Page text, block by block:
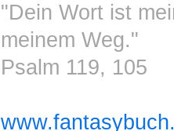
"Dein Wort ist
meinem Weg."
Psalm 119, 105